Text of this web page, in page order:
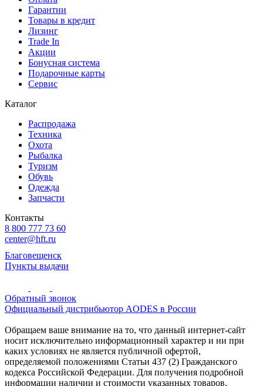
Гарантии
Товары в кредит
Лизинг
Trade In
Акции
Бонусная система
Подарочные карты
Сервис
Каталог
Распродажа
Техника
Охота
Рыбалка
Туризм
Обувь
Одежда
Запчасти
Контакты
8 800 777 73 60
center@hft.ru
Благовещенск
Пункты выдачи
Обратный звонок
Официальный дистрибьютор AODES в России
Обращаем ваше внимание на то, что данный интернет-сайт
носит исключительно информационный характер и ни при
каких условиях не является публичной офертой,
определяемой положениями Статьи 437 (2) Гражданского
кодекса Российской Федерации. Для получения подробной
информации наличии и стоимости указанных товаров,